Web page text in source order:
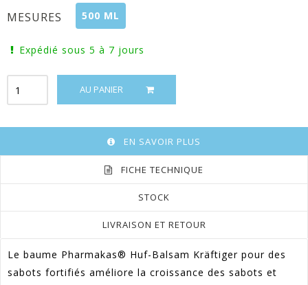
MESURES 500 ML
Expédié sous 5 à 7 jours
AU PANIER
EN SAVOIR PLUS
FICHE TECHNIQUE
STOCK
LIVRAISON ET RETOUR
Le baume Pharmakas® Huf-Balsam Kräftiger pour des
sabots fortifiés améliore la croissance des sabots et